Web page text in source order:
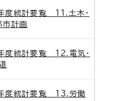
度統計要覧 11.土木・
市計画
度統計要覧 12.電気・
度統計要覧 13.労働